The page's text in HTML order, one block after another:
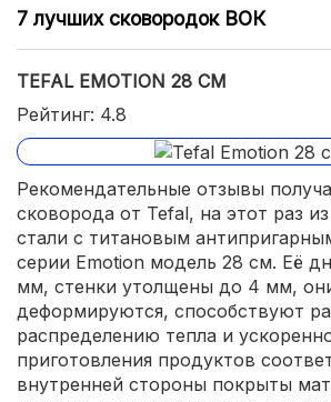
7 лучших сковородок ВОК
TEFAL EMOTION 28 СМ
Рейтинг: 4.8
Рекомендательные отзывы
сковорода от Tefal, на этот раз
стали с титановым
серии Emotion модель 28 см. Её
мм, стенки утолщены до 4 мм,
деформируются, способствуют
распределению тепла и
приготовления продуктов
внутренней стороны покрыты